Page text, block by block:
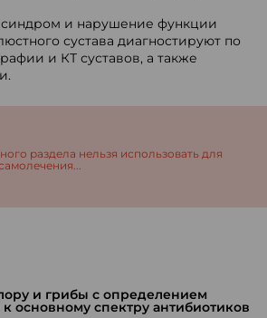
и нарушение функции
сустава диагностируют по
и КТ суставов, а также
раздела нельзя использовать для
и грибы с определением
к основному спектру антибиотиков